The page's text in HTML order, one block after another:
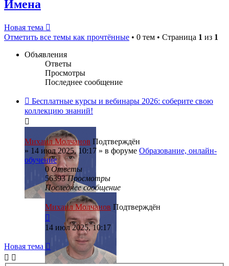
Имена
Новая тема
Отметить все темы как прочтённые • 0 тем • Страница 1 из 1
Объявления
Ответы
Просмотры
Последнее сообщение
Бесплатные курсы и вебинары 2026: соберите свою
коллекцию знаний!
Михаил Молчанов Подтверждён
» 14 июл 2025, 10:17 » в форуме Образование, онлайн-
обучение
0 Ответы
56393Просмотры
Последнее сообщение
Михаил Молчанов Подтверждён
14 июл 2025, 10:17
Новая тема